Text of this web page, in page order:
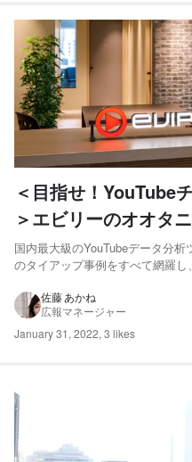
＜目指せ！YouTube
＞エビリーのオオタ
だわる最大の理由と
国内最大級のYouTubeデータ分
のタイアップ事例をすべて網羅
ス内容で多くの企業様に動画マー
いております。 コンテンツ企画...
佐藤 あかね
広報マネージャー
January 31, 2022, 3 likes